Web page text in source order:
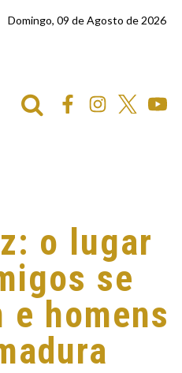
Domingo, 09 de Agosto de 2026
o lugar
se
e homens